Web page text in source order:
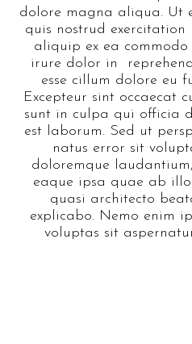
dolore magna aliqua. Ut
quis nostrud
aliquip ex ea commodo
irure dolor in
esse cillum dolore eu
Excepteur sint occaecat
sunt in culpa qui officia
est laborum. Sed ut
natus error sit
doloremque
eaque ipsa quae ab
quasi architecto
explicabo. Nemo enim
voluptas sit